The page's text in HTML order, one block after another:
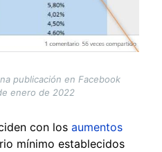
publicación en Facebook
enero de 2022
con los aumentos
mínimo establecidos